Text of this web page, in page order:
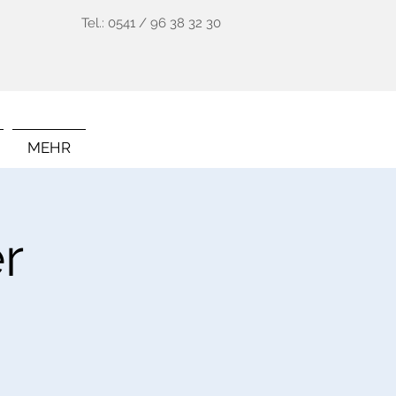
Tel.: 0541 / 96 38 32 30
MEHR